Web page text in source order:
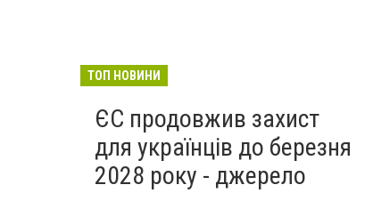
ТОП НОВИНИ
ЄС продовжив захист
для українців до березня
2028 року - джерело